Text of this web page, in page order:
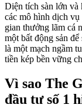
Diện tích sàn lớn và
các mô hình dịch
gian thưởng lãm cá
một bất động sản
là một mạch ngầm
tiền kép bền vững
Vì sao The
đầu tư số 1